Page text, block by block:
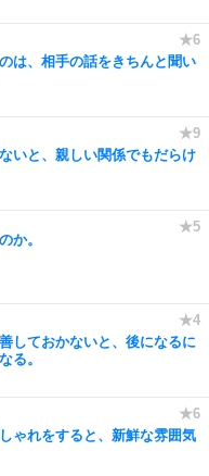
は、相手の話をきちんと聞い
いと、親しい関係でもだらけ
か。
しておかないと、後になるに
る。
ゃれをすると、新鮮な雰囲気